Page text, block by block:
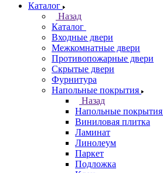
Каталог
Назад
Каталог
Входные двери
Межкомнатные двери
Противопожарные двери
Скрытые двери
Фурнитура
Напольные покрытия
Назад
Напольные покрытия
Виниловая плитка
Ламинат
Линолеум
Паркет
Подложка